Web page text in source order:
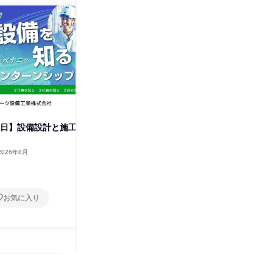
日】設備設計と施工
年8月
お気に入り